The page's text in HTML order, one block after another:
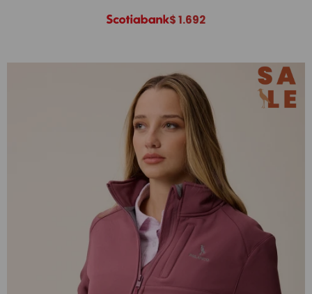
$1.692